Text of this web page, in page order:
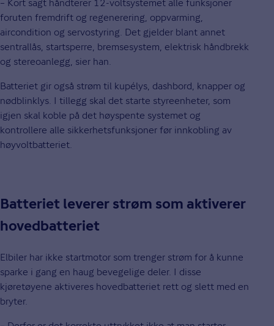
– Kort sagt håndterer 12-voltsystemet alle funksjoner
foruten fremdrift og regenerering, oppvarming,
aircondition og servostyring. Det gjelder blant annet
sentrallås, startsperre, bremsesystem, elektrisk håndbrekk
og stereoanlegg, sier han.
Batteriet gir også strøm til kupélys, dashbord, knapper og
nødblinklys. I tillegg skal det starte styreenheter, som
igjen skal koble på det høyspente systemet og
kontrollere alle sikkerhetsfunksjoner før innkobling av
høyvoltbatteriet.
Batteriet leverer strøm som aktiverer
hovedbatteriet
Elbiler har ikke startmotor som trenger strøm for å kunne
sparke i gang en haug bevegelige deler. I disse
kjøretøyene aktiveres hovedbatteriet rett og slett med en
bryter.